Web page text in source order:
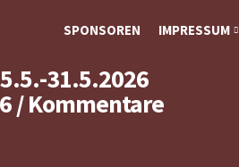
SPONSOREN IMPRESSUM
31.5.2026
/Kommentare